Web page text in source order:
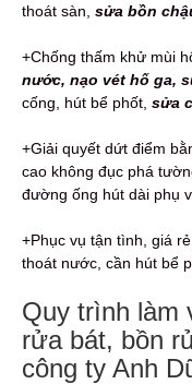
thoát sàn, sửa bồn
+Chống thấm khử mùi
nước, nạo vét hố ga,
cống, hút bể phốt, sửa
+Giải quyết dứt điểm
cao không đục phá
đường ống hút dài phụ
+Phục vụ tận tình, giá
thoát nước, cần hút bể
Quy trình làm
rửa bát, bồn
công ty Anh